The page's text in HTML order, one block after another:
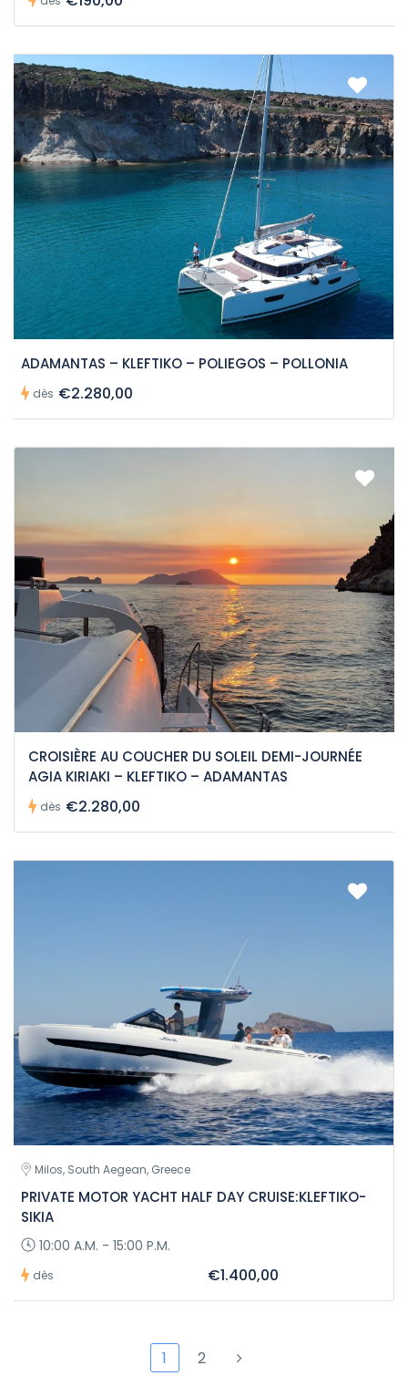
ADAMANTAS – KLEFTIKO – POLIEGOS – POLLONIA
dès €2.280,00
CROISIÈRE AU COUCHER DU SOLEIL DEMI-JOURNÉE
AGIA KIRIAKI – KLEFTIKO – ADAMANTAS
dès €2.280,00
Milos, South Aegean, Greece
PRIVATE MOTOR YACHT HALF DAY CRUISE:KLEFTIKO-
SIKIA
10:00 A.M. - 15:00 P.M.
dès €1.400,00
1 2